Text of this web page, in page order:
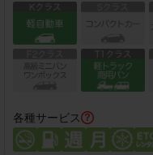
各種サービス